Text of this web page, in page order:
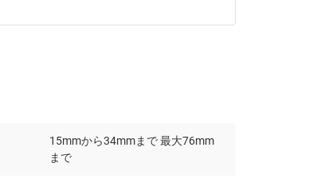
15mmから34mmまで 最大76mm
まで